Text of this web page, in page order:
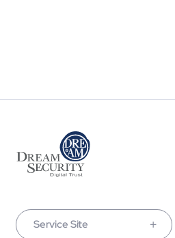
Service Site